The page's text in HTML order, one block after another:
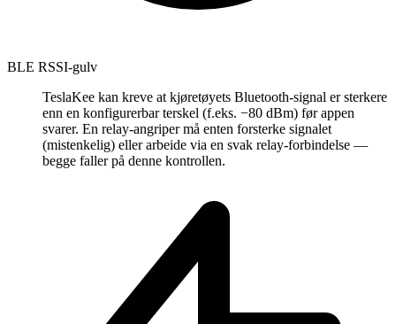
BLE RSSI-gulv
TeslaKee kan kreve at kjøretøyets Bluetooth-signal er sterkere
enn en konfigurerbar terskel (f.eks. −80 dBm) før appen
svarer. En relay-angriper må enten forsterke signalet
(mistenkelig) eller arbeide via en svak relay-forbindelse —
begge faller på denne kontrollen.